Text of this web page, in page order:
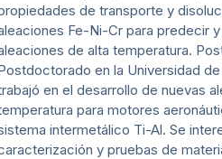
de transporte y
Fe-Ni-Cr para predecir
de alta temperatura.
en la Universidad
en el desarrollo de nuevas
para motores
intermetálico Ti-Al. Se
y pruebas de